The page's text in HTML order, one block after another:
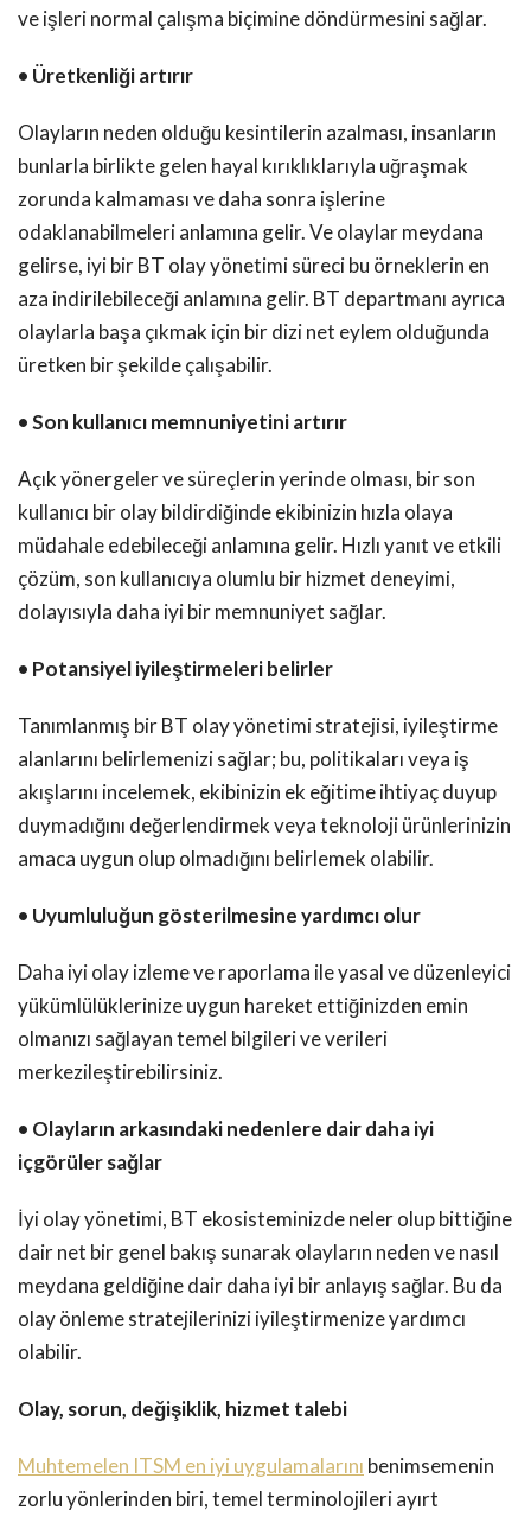
ve işleri normal çalışma biçimine döndürmesini sağlar.
• Üretkenliği artırır
Olayların neden olduğu kesintilerin azalması, insanların
bunlarla birlikte gelen hayal kırıklıklarıyla uğraşmak
zorunda kalmaması ve daha sonra işlerine
odaklanabilmeleri anlamına gelir. Ve olaylar meydana
gelirse, iyi bir BT olay yönetimi süreci bu örneklerin en
aza indirilebileceği anlamına gelir. BT departmanı ayrıca
olaylarla başa çıkmak için bir dizi net eylem olduğunda
üretken bir şekilde çalışabilir.
• Son kullanıcı memnuniyetini artırır
Açık yönergeler ve süreçlerin yerinde olması, bir son
kullanıcı bir olay bildirdiğinde ekibinizin hızla olaya
müdahale edebileceği anlamına gelir. Hızlı yanıt ve etkili
çözüm, son kullanıcıya olumlu bir hizmet deneyimi,
dolayısıyla daha iyi bir memnuniyet sağlar.
• Potansiyel iyileştirmeleri belirler
Tanımlanmış bir BT olay yönetimi stratejisi, iyileştirme
alanlarını belirlemenizi sağlar; bu, politikaları veya iş
akışlarını incelemek, ekibinizin ek eğitime ihtiyaç duyup
duymadığını değerlendirmek veya teknoloji ürünlerinizin
amaca uygun olup olmadığını belirlemek olabilir.
• Uyumluluğun gösterilmesine yardımcı olur
Daha iyi olay izleme ve raporlama ile yasal ve düzenleyici
yükümlülüklerinize uygun hareket ettiğinizden emin
olmanızı sağlayan temel bilgileri ve verileri
merkezileştirebilirsiniz.
• Olayların arkasındaki nedenlere dair daha iyi
içgörüler sağlar
İyi olay yönetimi, BT ekosisteminizde neler olup bittiğine
dair net bir genel bakış sunarak olayların neden ve nasıl
meydana geldiğine dair daha iyi bir anlayış sağlar. Bu da
olay önleme stratejilerinizi iyileştirmenize yardımcı
olabilir.
Olay, sorun, değişiklik, hizmet talebi
Muhtemelen ITSM en iyi uygulamalarını benimsemenin
zorlu yönlerinden biri, temel terminolojileri ayırt